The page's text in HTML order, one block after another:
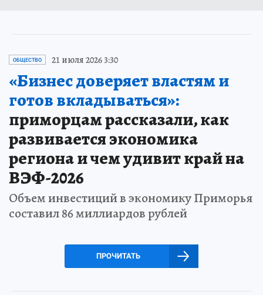
ОБЩЕСТВО 21 июля 2026 3:30
«Бизнес доверяет властям и
готов вкладываться»:
приморцам рассказали, как
развивается экономика
региона и чем удивит край на
ВЭФ-2026
Объем инвестиций в экономику Приморья
составил 86 миллиардов рублей
ПРОЧИТАТЬ